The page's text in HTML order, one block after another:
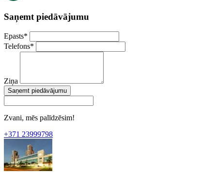
Saņemt piedāvājumu
Epasts*
Telefons*
Ziņa
Saņemt piedāvājumu
Zvani, mēs palīdzēsim!
+371 23999798